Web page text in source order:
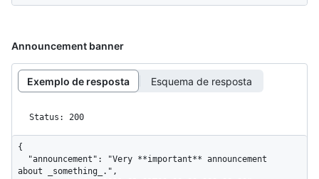
Announcement banner
Exemplo de resposta Esquema de resposta
Status: 200
{
about _something_.",